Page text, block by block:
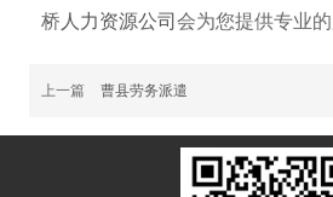
桥 人力资源公司 会为您提供专业的
上一篇 曹县劳务派遣